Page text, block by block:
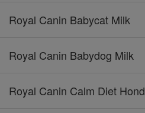
Royal Canin Babycat Milk
Royal Canin Babydog Milk
Royal Canin Calm Diet Hond